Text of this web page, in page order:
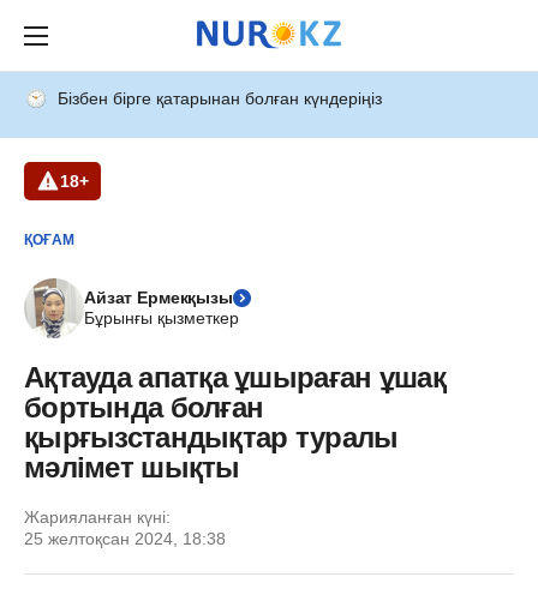
Бізбен бірге қатарынан болған күндеріңіз
18+
ҚОҒАМ
Айзат Ермекқызы
Бұрынғы қызметкер
Ақтауда апатқа ұшыраған ұшақ
бортында болған
қырғызстандықтар туралы
мәлімет шықты
Жарияланған күні:
25 желтоқсан 2024, 18:38